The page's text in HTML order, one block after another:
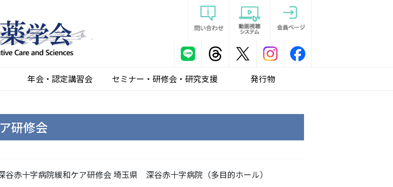
年会・認定講習会 セミナー・研修会・研究支援 発行物
研修会
谷赤十字病院緩和ケア研修会 埼玉県 深谷赤十字病院（多目的ホール）